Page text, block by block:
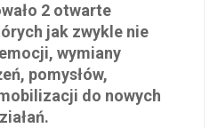
2 otwarte
jak zwykle nie
wymiany
pomysłów,
do nowych